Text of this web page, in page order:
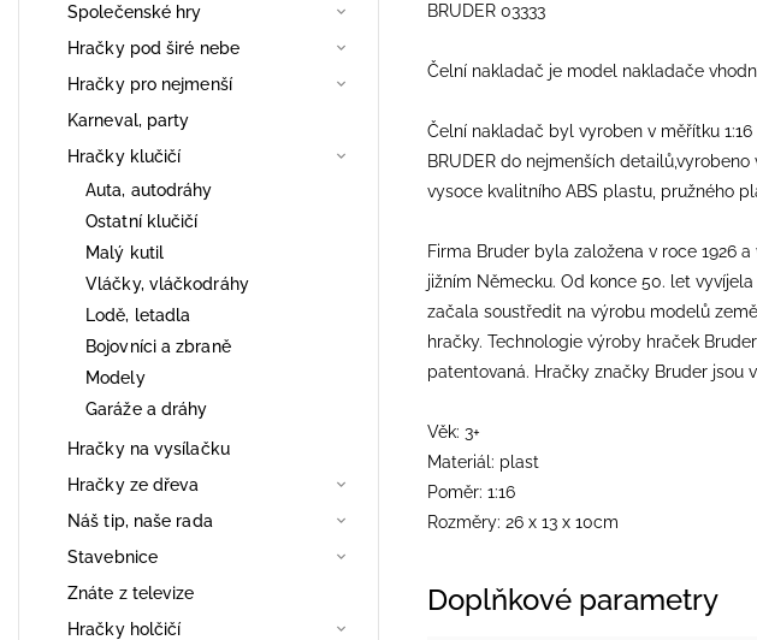
Společenské hry
Hračky pod širé nebe
Hračky pro nejmenší
Karneval, party
Hračky klučičí
Auta, autodráhy
Ostatní klučičí
Malý kutil
Vláčky, vláčkodráhy
Lodě, letadla
Bojovníci a zbraně
Modely
Garáže a dráhy
Hračky na vysílačku
Hračky ze dřeva
Náš tip, naše rada
Stavebnice
Znáte z televize
Hračky holčičí
BRUDER 03333
Čelní nakladač je model nakladače
Čelní nakladač byl vyroben v měřítku
BRUDER do nejmenších
vysoce kvalitního ABS plastu, pružného
Firma Bruder byla založena v roce 1926
jižním Německu. Od konce 50. let
začala soustředit na výrobu modelů
hračky. Technologie výroby hraček
patentovaná. Hračky značky Bruder jsou
Věk: 3+
Materiál: plast
Poměr: 1:16
Rozměry: 26 x 13 x 10cm
Doplňkové parametry